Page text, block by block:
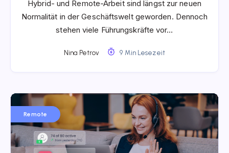
Hybrid- und Remote-Arbeit sind längst zur neuen
Normalität in der Geschäftswelt geworden. Dennoch
stehen viele Führungskräfte vor…
Nina Petrov 9 Min Lesezeit
Remote